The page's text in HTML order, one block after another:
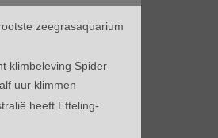
zeegrasaquarium
klimbeleving Spider
uur klimmen
heeft Efteling-